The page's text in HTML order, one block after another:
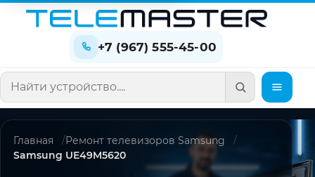
+7 (967) 555-45-00
Поиск по сайту
Главная
Ремонт телевизоров Samsung
Samsung UE49M5620